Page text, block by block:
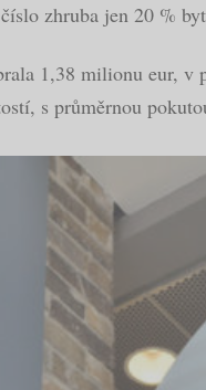
zhruba jen 20 %
1,38 milionu eur,
s průměrnou